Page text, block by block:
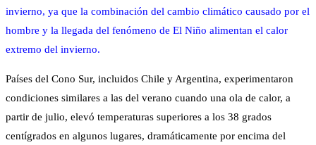
invierno, ya que la combinación del cambio climático causado por el
hombre y la llegada del fenómeno de El Niño alimentan el calor
extremo del invierno.
Países del Cono Sur, incluidos Chile y Argentina, experimentaron
condiciones similares a las del verano cuando una ola de calor, a
partir de julio, elevó temperaturas superiores a los 38 grados
centígrados en algunos lugares, dramáticamente por encima del